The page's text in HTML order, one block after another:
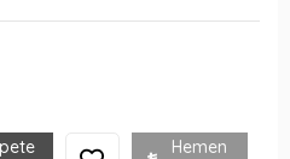
Hemen